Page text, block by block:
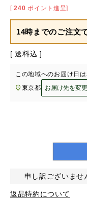
[ 240 ポイント進呈]
14時までのご注文
送料込
この地域へのお届け日
東京都
お届け先を変更
申し訳ございませ
返品特約について